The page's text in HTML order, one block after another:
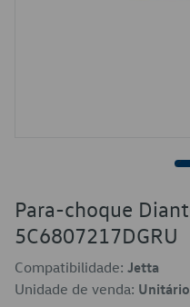
Para-choque
5C6807217DGRU
Compatibilidade: Jetta
Unidade de venda: